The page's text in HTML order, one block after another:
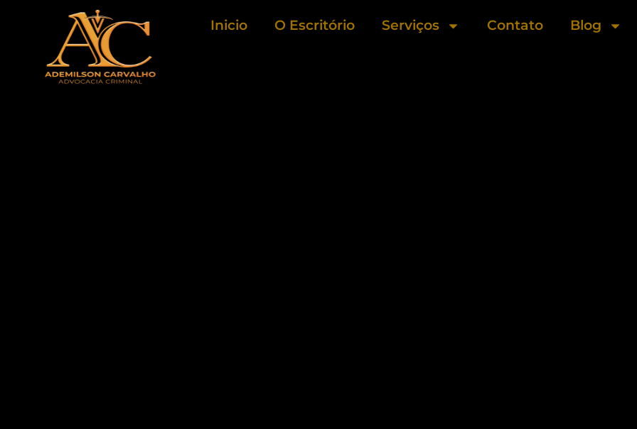
conteúdo
Inicio O Escritório Serviços Contato Blog